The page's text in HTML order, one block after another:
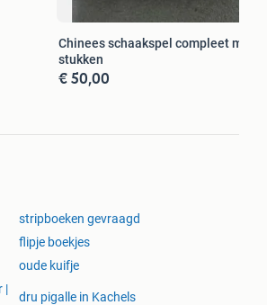
Chinees schaakspel compleet met
stukken
€ 50,00
stripboeken gevraagd
flipje boekjes
oude kuifje
|
dru pigalle in Kachels